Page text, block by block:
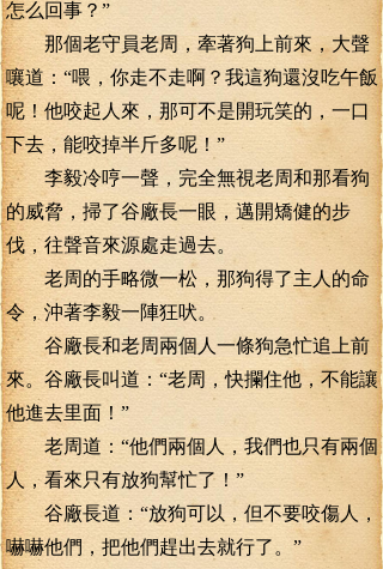
怎么回事？”
那個老守員老周，牽著狗上前來，大聲
嚷道：“喂，你走不走啊？我這狗還沒吃午飯
呢！他咬起人來，那可不是開玩笑的，一口
下去，能咬掉半斤多呢！”
李毅冷哼一聲，完全無視老周和那看狗
的威脅，掃了谷廠長一眼，邁開矯健的步
伐，往聲音來源處走過去。
老周的手略微一松，那狗得了主人的命
令，沖著李毅一陣狂吠。
谷廠長和老周兩個人一條狗急忙追上前
來。谷廠長叫道：“老周，快攔住他，不能讓
他進去里面！”
老周道：“他們兩個人，我們也只有兩個
人，看來只有放狗幫忙了！”
谷廠長道：“放狗可以，但不要咬傷人，
嚇嚇他們，把他們趕出去就行了。”